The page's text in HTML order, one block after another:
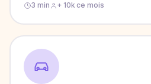
3 min + 10k ce mois